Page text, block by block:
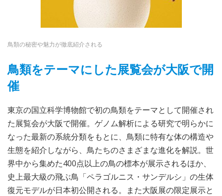
鳥類の秘密や魅力が徹底紹介される
鳥類をテーマにした展覧会が大阪で開
催
東京の国立科学博物館で初の鳥類をテーマとして開催され
た展覧会が大阪で開催。ゲノム解析による研究で明らかに
なった最新の系統分類をもとに、鳥類に特有な体の構造や
生態を紹介しながら、鳥たちのさまざまな進化を解説。世
界中から集めた400点以上の鳥の標本が展示されるほか、
史上最大級の飛ぶ鳥「ペラゴルニス・サンデルシ」の生体
復元モデルが日本初公開される。また大阪展の限定展示と